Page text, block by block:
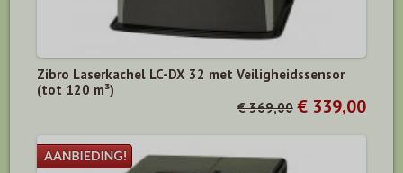
Zibro Laserkachel LC-DX 32 met Veiligheidssensor
(tot 120 m³)
€ 369,00 € 339,00